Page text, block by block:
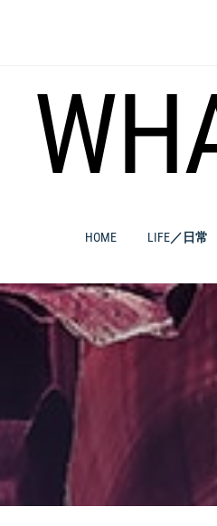
HOME LIFE／日常